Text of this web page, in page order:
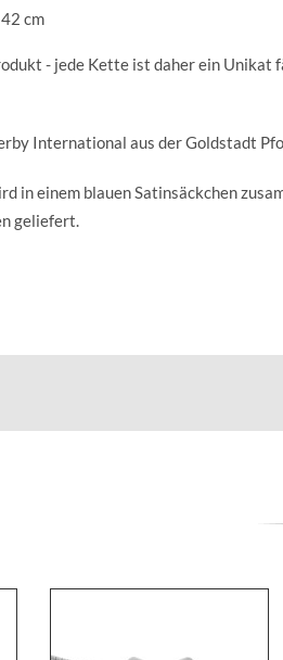
cm
- jede Kette ist daher ein Unikat
International aus der Goldstadt
in einem blauen Satinsäckchen
geliefert.